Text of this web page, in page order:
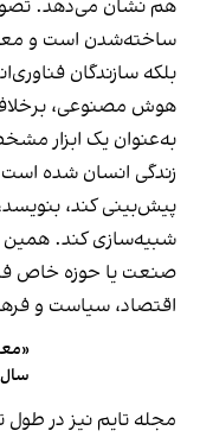
هم نشان می‌دهد.
ساخته‌شدن است و
بلکه سازندگان
هوش مصنوعی، برخلاف
به‌عنوان یک ابزار
زندگی انسان شده است؛
پیش‌بینی کند،
شبیه‌سازی کند. همین
صنعت یا حوزه خاص
اقتصاد، سیاست و
مجله تایم نیز در طول